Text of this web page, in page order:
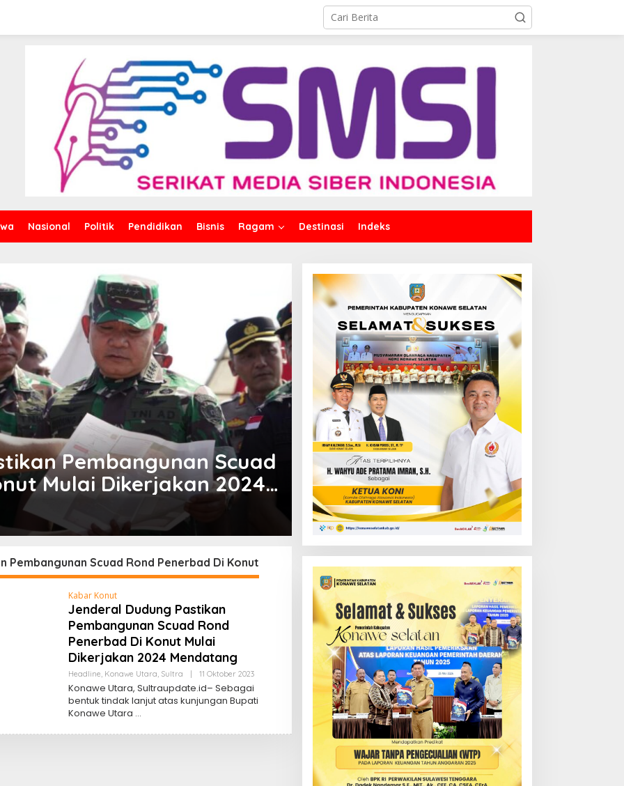
Nasional Politik Pendidikan Bisnis Ragam Destinasi Indeks
Pembangunan Scuad
Mulai Dikerjakan 2024
Pembangunan Scuad Rond Penerbad Di Konut
Kabar Konut
Jenderal Dudung Pastikan
Pembangunan Scuad Rond
Penerbad Di Konut Mulai
Dikerjakan 2024 Mendatang
Headline, Konawe Utara, Sultra 11 Oktober 2023Oleh
Update
Konawe Utara, Sultraupdate.id– Sebagai
bentuk tindak lanjut atas kunjungan Bupati
Konawe Utara